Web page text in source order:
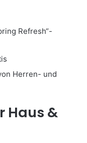
Refresh“-
Herren- und
Haus &